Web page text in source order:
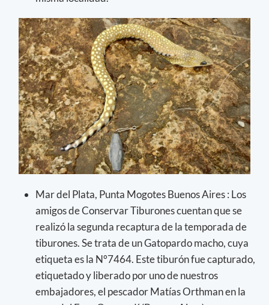
Mar del Plata, Punta Mogotes Buenos Aires : Los
amigos de Conservar Tiburones cuentan que se
realizó la segunda recaptura de la temporada de
tiburones. Se trata de un Gatopardo macho, cuya
etiqueta es la N°7464. Este tiburón fue capturado,
etiquetado y liberado por uno de nuestros
embajadores, el pescador Matías Orthman en la